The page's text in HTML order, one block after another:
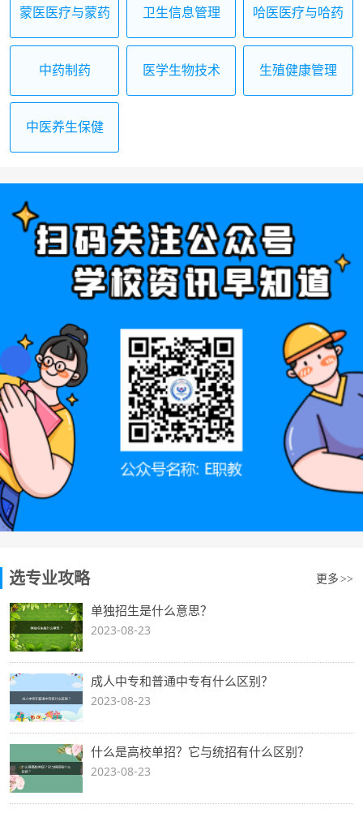
蒙医医疗与蒙药 卫生信息管理 哈医医疗与哈药
中药制药 医学生物技术 生殖健康管理
中医养生保健
选专业攻略 更多 >>
单独招生是什么意思？
2023-08-23
成人中专和普通中专有什么区别？
2023-08-23
什么是高校单招？它与统招有什么区别？
2023-08-23